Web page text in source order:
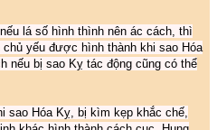
lá số hình thình nên ác cách, thì
yếu được hình thành khi sao Hóa
nếu bị sao Kỵ tác động cũng có thể
Hóa Kỵ, bị kìm kẹp khắc chế,